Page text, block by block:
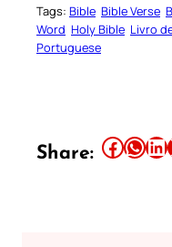
Tags: Bible Bible Verse
Word Holy Bible Livro
Portuguese
Share: Share this article on Facebook Share this article on WhatsApp Share this article on LinkedIn